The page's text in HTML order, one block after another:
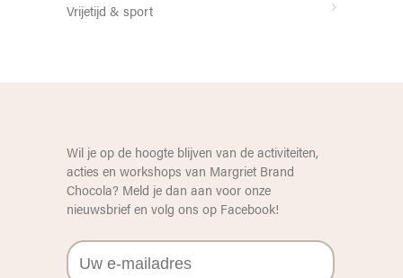
Vrijetijd & sport
Wil je op de hoogte blijven van de activiteiten,
acties en workshops van Margriet Brand
Chocola? Meld je dan aan voor onze
nieuwsbrief en volg ons op Facebook!